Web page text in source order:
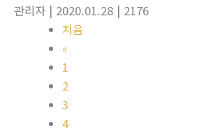
관리자 | 2020.01.28 | 2176
처음
«
1
2
3
4